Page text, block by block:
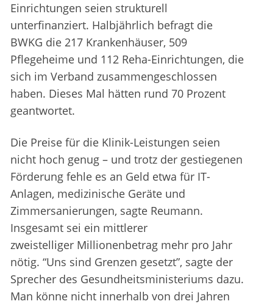
Einrichtungen seien strukturell
unterfinanziert. Halbjährlich befragt die
BWKG die 217 Krankenhäuser, 509
Pflegeheime und 112 Reha-Einrichtungen, die
sich im Verband zusammengeschlossen
haben. Dieses Mal hätten rund 70 Prozent
geantwortet.
Die Preise für die Klinik-Leistungen seien
nicht hoch genug – und trotz der gestiegenen
Förderung fehle es an Geld etwa für IT-
Anlagen, medizinische Geräte und
Zimmersanierungen, sagte Reumann.
Insgesamt sei ein mittlerer
zweistelliger Millionenbetrag mehr pro Jahr
nötig. “Uns sind Grenzen gesetzt”, sagte der
Sprecher des Gesundheitsministeriums dazu.
Man könne nicht innerhalb von drei Jahren